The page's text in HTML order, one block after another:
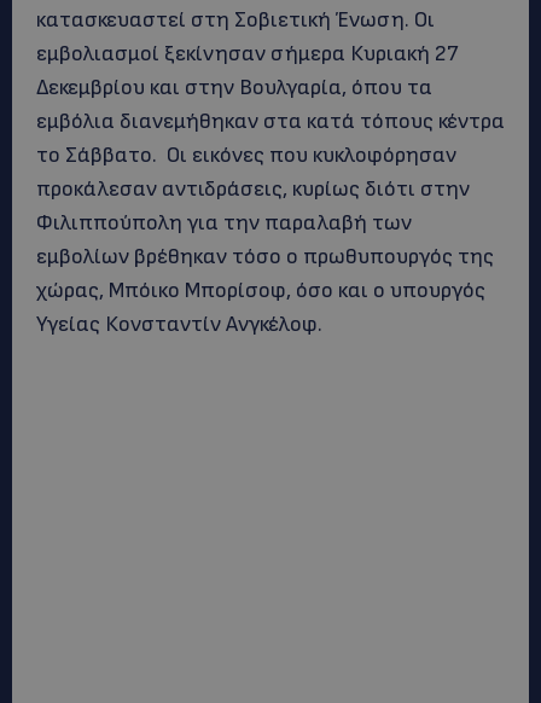
κατασκευαστεί στη Σοβιετική Ένωση. Οι
εμβολιασμοί ξεκίνησαν σήμερα Κυριακή 27
Δεκεμβρίου και στην Βουλγαρία, όπου τα
εμβόλια διανεμήθηκαν στα κατά τόπους κέντρα
το Σάββατο. Οι εικόνες που κυκλοφόρησαν
προκάλεσαν αντιδράσεις, κυρίως διότι στην
Φιλιππούπολη για την παραλαβή των
εμβολίων βρέθηκαν τόσο ο πρωθυπουργός της
χώρας, Μπόικο Μπορίσοφ, όσο και ο υπουργός
Υγείας Κονσταντίν Ανγκέλοφ.